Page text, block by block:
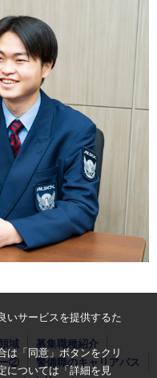
域
募集職種紹介
②
警備職のキャリアパス
いサービスを提供するた
は「同意」ボタンをクリ
については「詳細を見